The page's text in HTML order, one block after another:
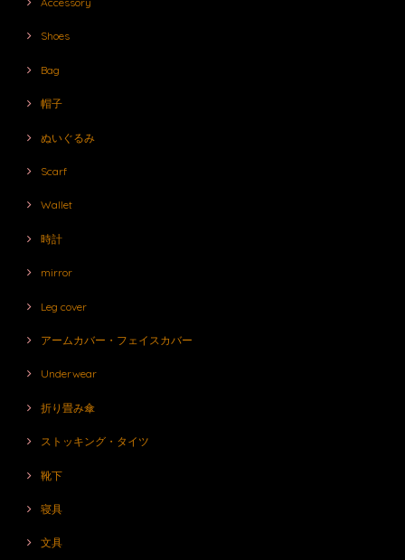
Shoes
Bag
帽子
ぬいぐるみ
Scarf
Wallet
時計
mirror
Leg cover
アームカバー・フェイスカバー
Underwear
折り畳み傘
ストッキング・タイツ
靴下
寝具
文具